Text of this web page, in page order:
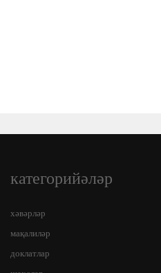
категорийәләр
хәвәрләр
мақалиләр
доклатлар